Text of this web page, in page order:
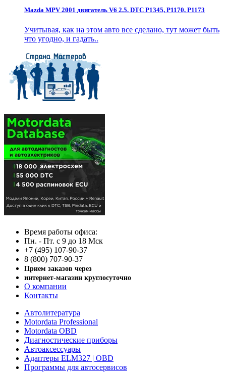
Mazda MPV 2001 двигатель V6 2.5. DTC P1345, P1170, P1173
Учитывая, как на этом авто все сделано, тут может быть
что угодно, и гадать..
Время работы офиса:
Пн. - Пт. с 9 до 18 Мск
+7 (495) 107-90-37
8 (800) 707-90-37
Прием заказов через
интернет-магазин круглосуточно
О компании
Контакты
Автолитература
Motordata Professional
Motordata OBD
Диагностические приборы
Автоаксессуары
Адаптеры ELM327 | OBD
Программы для автосервисов